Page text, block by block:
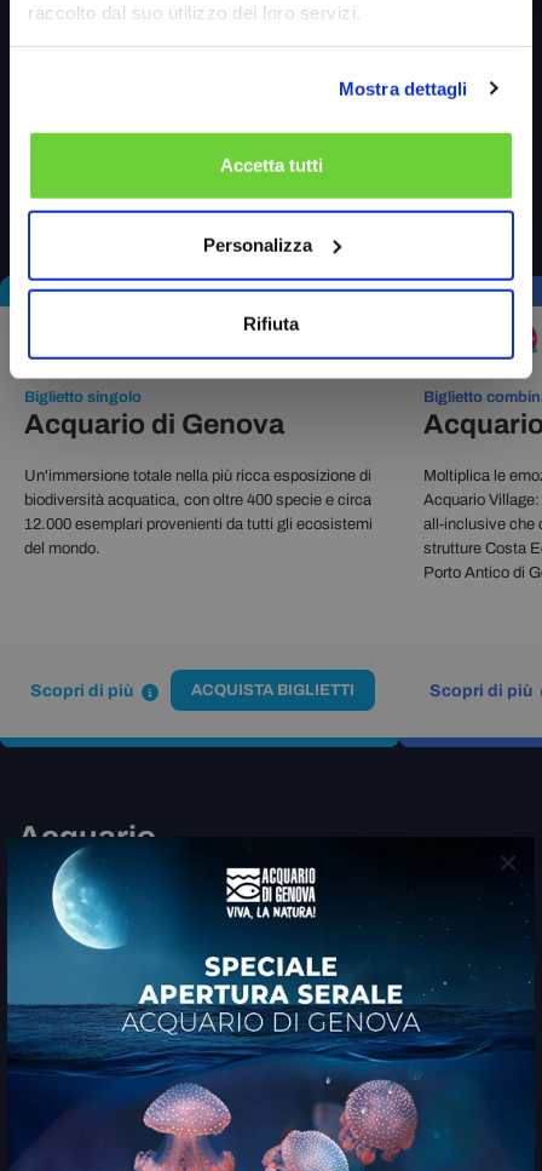
×
raccolto dal suo utilizzo dei loro servizi.
Mostra dettagli
Accetta tutti
Personalizza
Rifiuta
Ti offriamo una vasta combinazione di
biglietti, scegli quella che preferisci, e
Biglietto singolo
Acquario di Genova
Un'immersione totale nella più ricca esposizione di
biodiversità acquatica, con oltre 400 specie e circa
12.000 esemplari provenienti da tutti gli ecosistemi
del mondo.
Scopri di più ACQUISTA BIGLIETTI
Biglietto
Moltiplica le
Acquario
all-inclusive che
strutture Costa
Porto Antico di
Scopri di più
Acquario
Village
Moltiplica le emozioni con
Village.4 strutturevicine tra loro
nell’area del Porto Antico di Genova
visitabili con un unico biglietto.
Scopri di più